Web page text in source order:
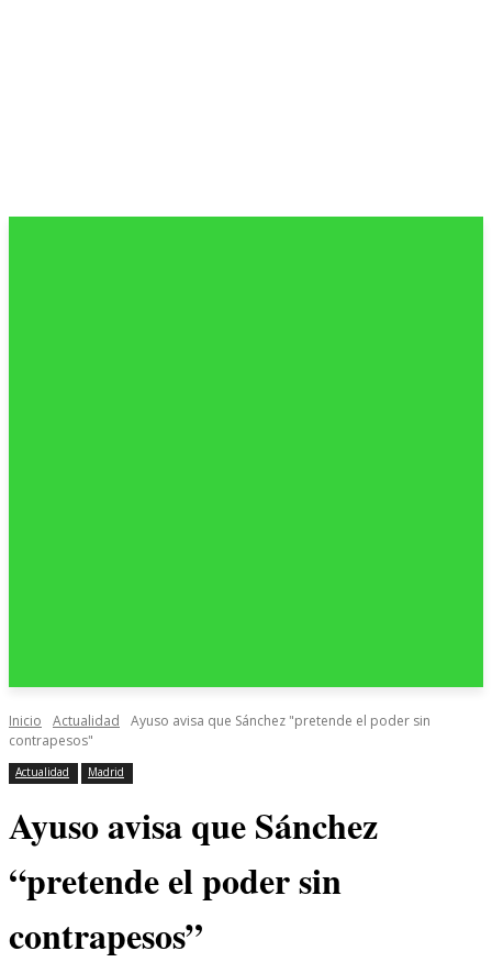
Inicio Actualidad
Ayuso avisa que Sánchez "pretende el poder sin
contrapesos"
Actualidad Madrid
Ayuso avisa que Sánchez
“pretende el poder sin
contrapesos”